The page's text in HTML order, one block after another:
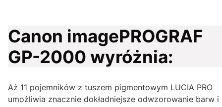
Canon imagePROGRAF
GP-2000 wyróżnia:
Aż 11 pojemników z tuszem pigmentowym LUCIA PRO
umożliwia znacznie dokładniejsze odwzorowanie barw i